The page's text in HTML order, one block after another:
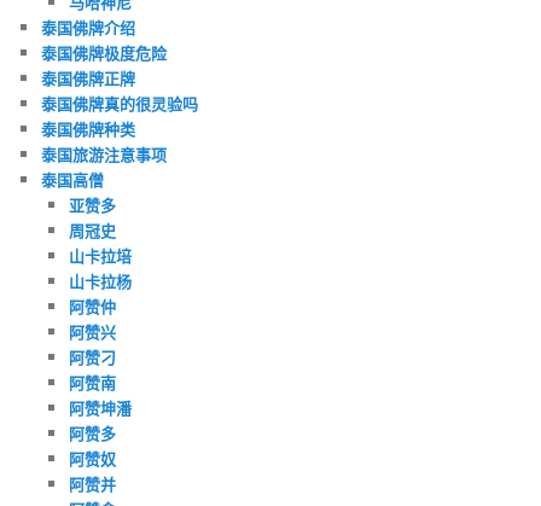
泰国佛牌介绍
泰国佛牌极度危险
泰国佛牌正牌
泰国佛牌真的很灵验吗
泰国佛牌种类
泰国旅游注意事项
泰国高僧
亚赞多
周冠史
山卡拉培
山卡拉杨
阿赞仲
阿赞兴
阿赞刁
阿赞南
阿赞坤潘
阿赞多
阿赞奴
阿赞并